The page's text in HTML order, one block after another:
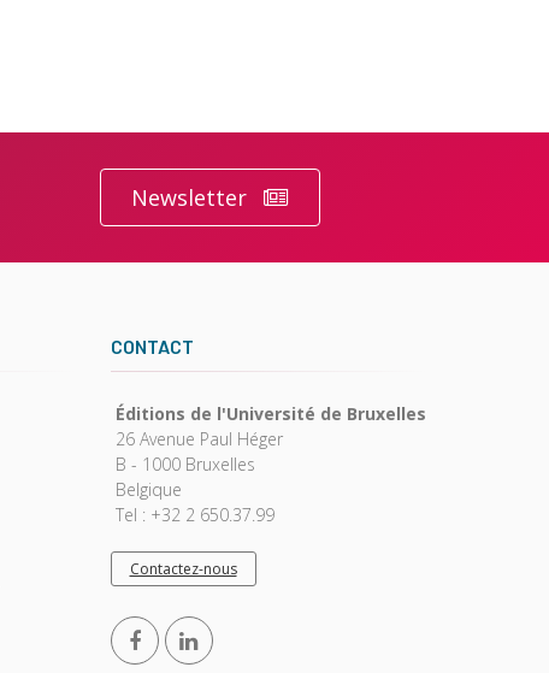
Newsletter
CONTACT
Éditions de l'Université de Bruxelles
26 Avenue Paul Héger
B - 1000 Bruxelles
Belgique
Tel : +32 2 650.37.99
Contactez-nous